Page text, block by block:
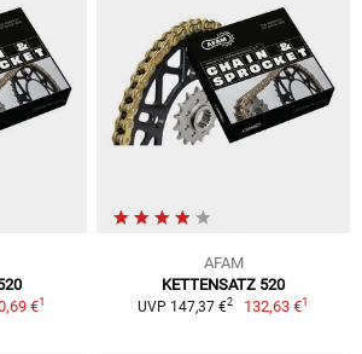
€1
AFAM
KETTENSATZ 520
UVP 147,37 €2 132,63 €1